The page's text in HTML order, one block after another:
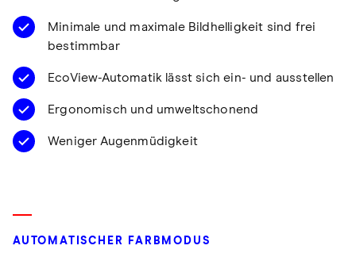
Minimale und maximale Bildhelligkeit sind frei
bestimmbar
EcoView-Automatik lässt sich ein- und ausstellen
Ergonomisch und umweltschonend
Weniger Augenmüdigkeit
AUTOMATISCHER FARBMODUS